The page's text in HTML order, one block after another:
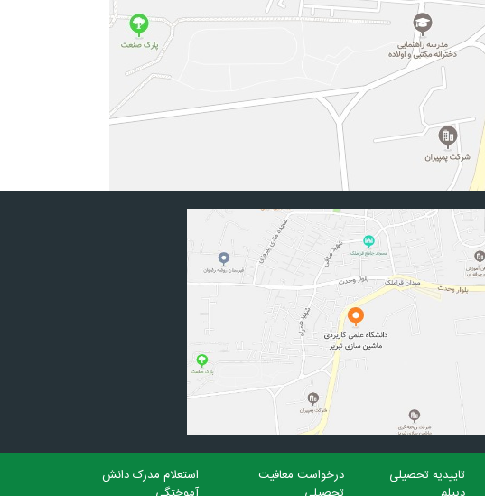
تاییدیه تحصیلی
درخواست معافیت
استعلام مدرک دانش